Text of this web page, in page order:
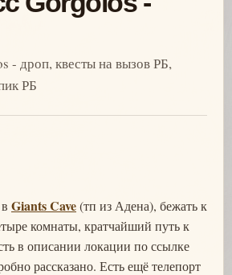
- дроп, квесты на вызов РБ,
РБ
Giants Cave(тп из Адена), бежать к
комнаты, кратчайший путь к
в описании локации по ссылке
рассказано. Есть ещё телепорт